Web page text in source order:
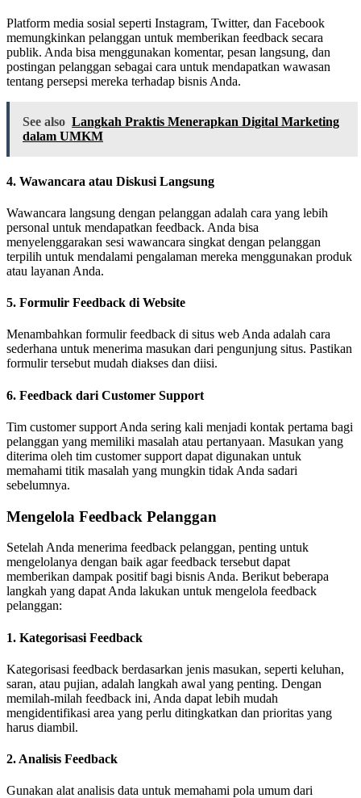
Platform media sosial seperti Instagram, Twitter, dan Facebook
memungkinkan pelanggan untuk memberikan feedback secara
publik. Anda bisa menggunakan komentar, pesan langsung, dan
postingan pelanggan sebagai cara untuk mendapatkan wawasan
tentang persepsi mereka terhadap bisnis Anda.
See also Langkah Praktis Menerapkan Digital Marketing
dalam UMKM
4. Wawancara atau Diskusi Langsung
Wawancara langsung dengan pelanggan adalah cara yang lebih
personal untuk mendapatkan feedback. Anda bisa
menyelenggarakan sesi wawancara singkat dengan pelanggan
terpilih untuk mendalami pengalaman mereka menggunakan produk
atau layanan Anda.
5. Formulir Feedback di Website
Menambahkan formulir feedback di situs web Anda adalah cara
sederhana untuk menerima masukan dari pengunjung situs. Pastikan
formulir tersebut mudah diakses dan diisi.
6. Feedback dari Customer Support
Tim customer support Anda sering kali menjadi kontak pertama bagi
pelanggan yang memiliki masalah atau pertanyaan. Masukan yang
diterima oleh tim customer support dapat digunakan untuk
memahami titik masalah yang mungkin tidak Anda sadari
sebelumnya.
Mengelola Feedback Pelanggan
Setelah Anda menerima feedback pelanggan, penting untuk
mengelolanya dengan baik agar feedback tersebut dapat
memberikan dampak positif bagi bisnis Anda. Berikut beberapa
langkah yang dapat Anda lakukan untuk mengelola feedback
pelanggan:
1. Kategorisasi Feedback
Kategorisasi feedback berdasarkan jenis masukan, seperti keluhan,
saran, atau pujian, adalah langkah awal yang penting. Dengan
memilah-milah feedback ini, Anda dapat lebih mudah
mengidentifikasi area yang perlu ditingkatkan dan prioritas yang
harus diambil.
2. Analisis Feedback
Gunakan alat analisis data untuk memahami pola umum dari